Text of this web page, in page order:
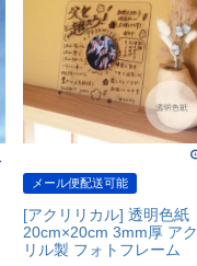
メール便配送可能
[アクリリカル] 透明色紙
20cm×20cm 3mm厚 アク
リル製 フォトフレーム